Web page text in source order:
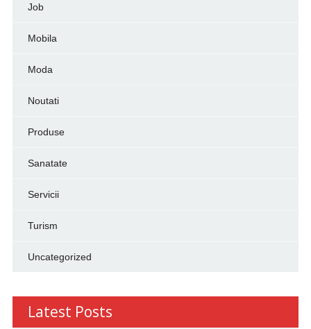
Job
Mobila
Moda
Noutati
Produse
Sanatate
Servicii
Turism
Uncategorized
Latest Posts